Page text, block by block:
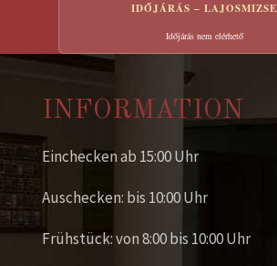
IDŐJÁRÁS – LAJOSMIZSE
Időjárás nem elérhető
INFORMATION
Einchecken ab 15:00 Uhr
Auschecken: bis 10:00 Uhr
Frühstück: von 8:00 bis 10:00 Uhr